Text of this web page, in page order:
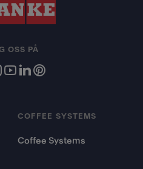
COFFEE SYSTEMS
Coffee Systems
OSS PÅ